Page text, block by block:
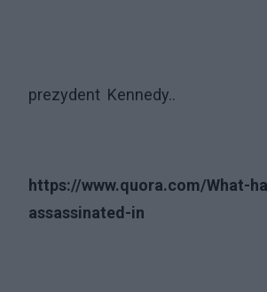
prezydent Kennedy..
https://www.quora.com/What-
assassinated-in